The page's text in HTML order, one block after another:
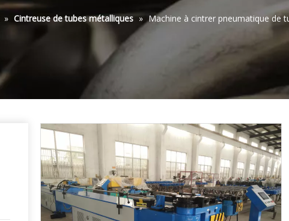
» Cintreuse de tubes métalliques » Machine à cintrer pneumatique de